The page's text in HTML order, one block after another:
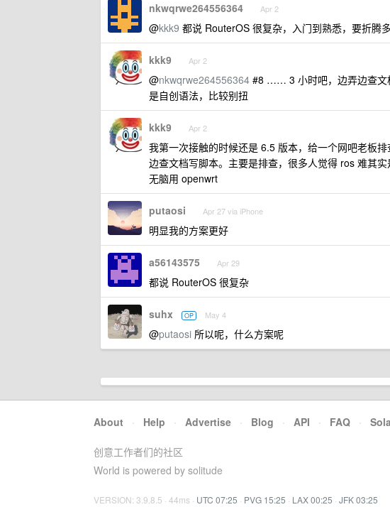
nkwqrwe264556364 Apr 2
@kkk9 都说 RouterOS 很复杂，入门到熟悉，要折腾多
kkk9 Apr 2
@nkwqrwe264556364 #8 …… 3 小时吧，边弄边查文
是自创语法，比较别扭
kkk9 Apr 2
我第一次接触的时候还是 6.5 版本，给一个网吧老板
边查文档写脚本。主要是排查，很多人觉得 ros 难其
无脑用 openwrt
putaosi Apr 27 via iPhone
明显我的方案更好
a56143575 Apr 29
都说 RouterOS 很复杂
suhx OP May 4
@putaosi 所以呢，什么方案呢
About · Help · Advertise · Blog · API · FAQ ·
创意工作者们的社区
World is powered by solitude
VERSION: 3.9.8.5 · 44ms · UTC 07:25 · PVG 15:25 · LAX 00:25 · JFK 03:25